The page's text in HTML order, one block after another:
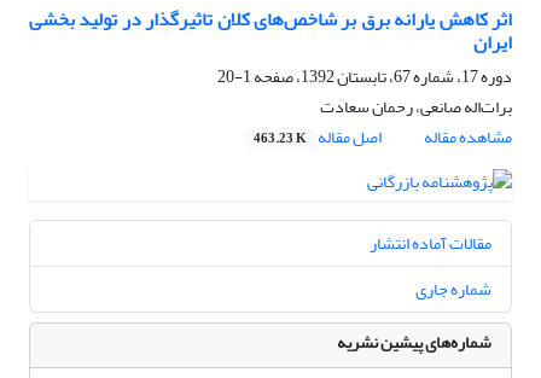
اثر کاهش یارانه برق بر شاخص‌های کلان تاثیرگذار در تولید بخشی
ایران
دوره 17، شماره 67، تابستان 1392، صفحه
1-20
برات‌اله صانعی، رحمان سعادت
مشاهده مقاله
اصل مقاله 463.23 K
مقالات آماده انتشار
شماره جاری
شماره‌های پیشین نشریه